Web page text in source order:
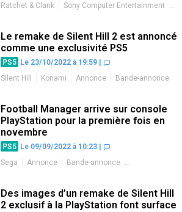
Ratchet & Clank
Sony Computer Entertainment
Le remake de Silent Hill 2 est annoncé
comme une exclusivité PS5
PS5 Le 23/10/2022 à 19:59
Silent Hill
Konami Annonce
Bande-annonce
Football Manager arrive sur console
PlayStation pour la première fois en
novembre
PS5 Le 09/09/2022 à 10:23
Sega
Annonce
Bande-annonce
Des images d’un remake de Silent Hill
2 exclusif à la PlayStation font surface